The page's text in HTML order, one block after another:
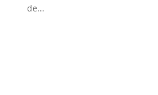
de...